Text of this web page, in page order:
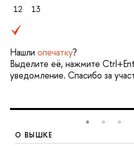
12
13
Нашли опечатку?
Выделите её, нажмите
уведомление. Спасибо за
О ВЫШКЕ